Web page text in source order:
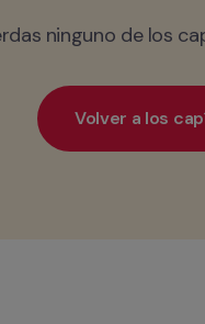
ninguno de los
Volver a los